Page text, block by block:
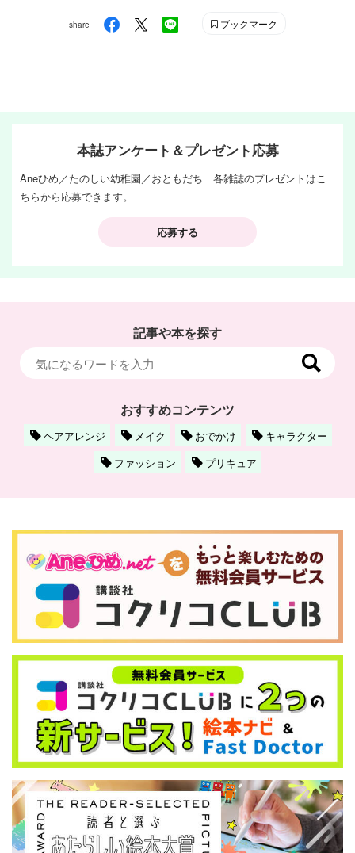
share ブックマーク
本誌アンケート＆プレゼント応募
Aneひめ／たのしい幼稚園／おともだち 各雑誌のプレゼントはこ
ちらから応募できます。
応募する
記事や本を探す
おすすめコンテンツ
ヘアアレンジ メイク おでかけ
キャラクター
ファッション
プリキュア